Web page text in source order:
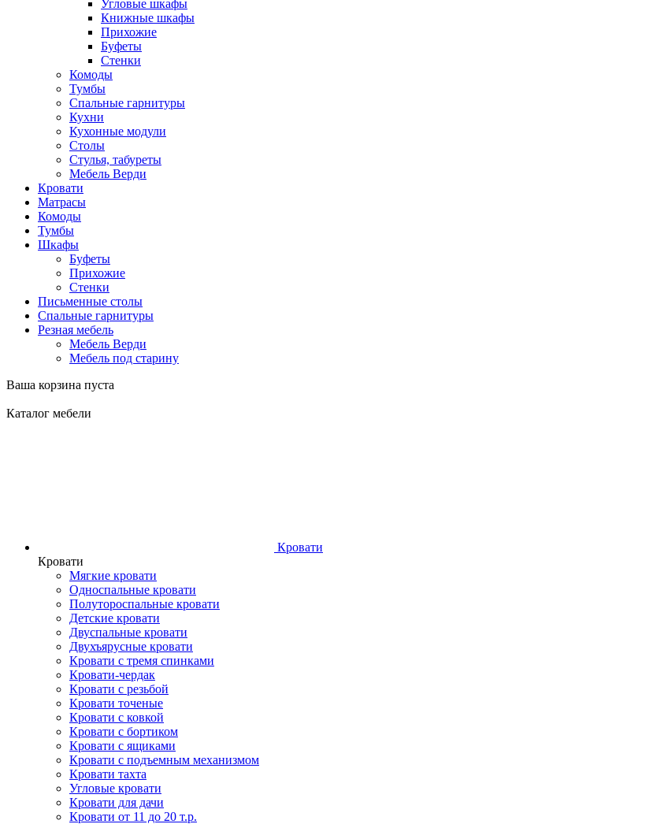
Угловые шкафы
Книжные шкафы
Прихожие
Буфеты
Стенки
Комоды
Тумбы
Спальные гарнитуры
Кухни
Кухонные модули
Столы
Стулья, табуреты
Мебель Верди
Кровати
Матрасы
Комоды
Тумбы
Шкафы
Буфеты
Прихожие
Стенки
Письменные столы
Спальные гарнитуры
Резная мебель
Мебель Верди
Мебель под старину
Ваша корзина пуста
Каталог мебели
Кровати
Кровати
Мягкие кровати
Односпальные кровати
Полутороспальные кровати
Детские кровати
Двуспальные кровати
Двухъярусные кровати
Кровати с тремя спинками
Кровати-чердак
Кровати с резьбой
Кровати точеные
Кровати с ковкой
Кровати с бортиком
Кровати с ящиками
Кровати с подъемным механизмом
Кровати тахта
Угловые кровати
Кровати для дачи
Кровати от 11 до 20 т.р.